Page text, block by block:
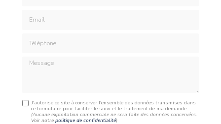
Message
J'autorise ce site à conserver l'ensemble des données transmises dans
ce formulaire pour faciliter le suivi et le traitement de ma demande.
(Aucune exploitation commerciale ne sera faite des données concervées.
Voir notrepolitique de confidentialité)